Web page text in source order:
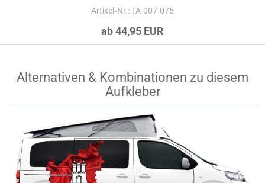
Artikel‑Nr.: TA-007-075
ab 44,95 EUR
Alternativen & Kombinationen zu diesem
Aufkleber